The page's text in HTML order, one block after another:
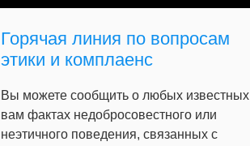
Горячая линия по вопросам
этики и комплаенс
Вы можете сообщить о любых известных
вам фактах недобросовестного или
неэтичного поведения, связанных с